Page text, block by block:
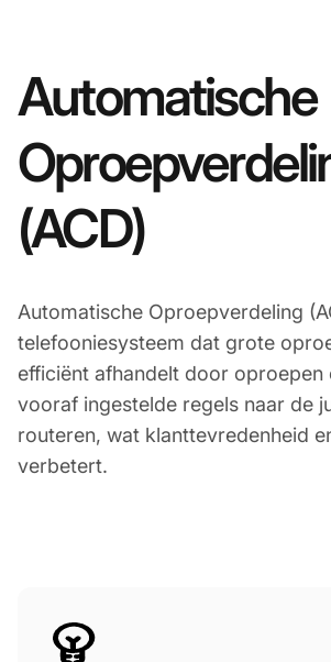
Automatische
(ACD)
Automatische Oproepverdeling
telefooniesysteem dat grote
efficiënt afhandelt door oproepen
vooraf ingestelde regels naar de
routeren, wat klanttevredenheid
verbetert.